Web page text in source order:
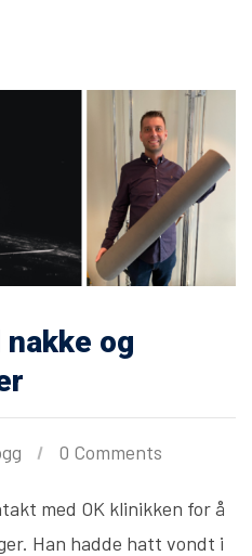
og
0 Comments
med OK klinikken for å
Han hadde hatt vondt i